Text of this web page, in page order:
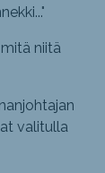
"
niitä
valitulla